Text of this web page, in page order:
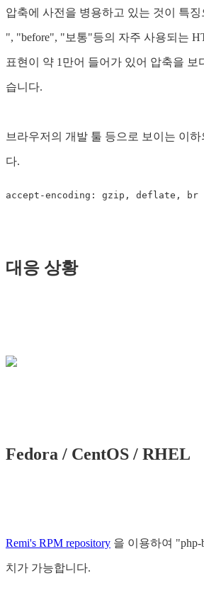
압축에 사전을 병용하고 있는 것이 특
", "before", "보통"등의 자주 사용되는
표현이 약 1만어 들어가 있어 압축을 보
습니다.
브라우저의 개발 툴 등으로 보이는 이하
다.
대응 상황
Fedora / CentOS / RHEL
Remi's RPM repository 을 이용하여
치가 가능합니다.